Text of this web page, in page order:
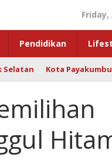
Pendidikan
Selatan Kota